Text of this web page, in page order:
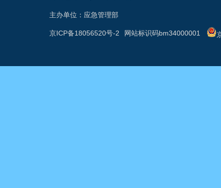
主办单位：应急管理部
网站标识码bm34000001
京ICP备18056520号-2